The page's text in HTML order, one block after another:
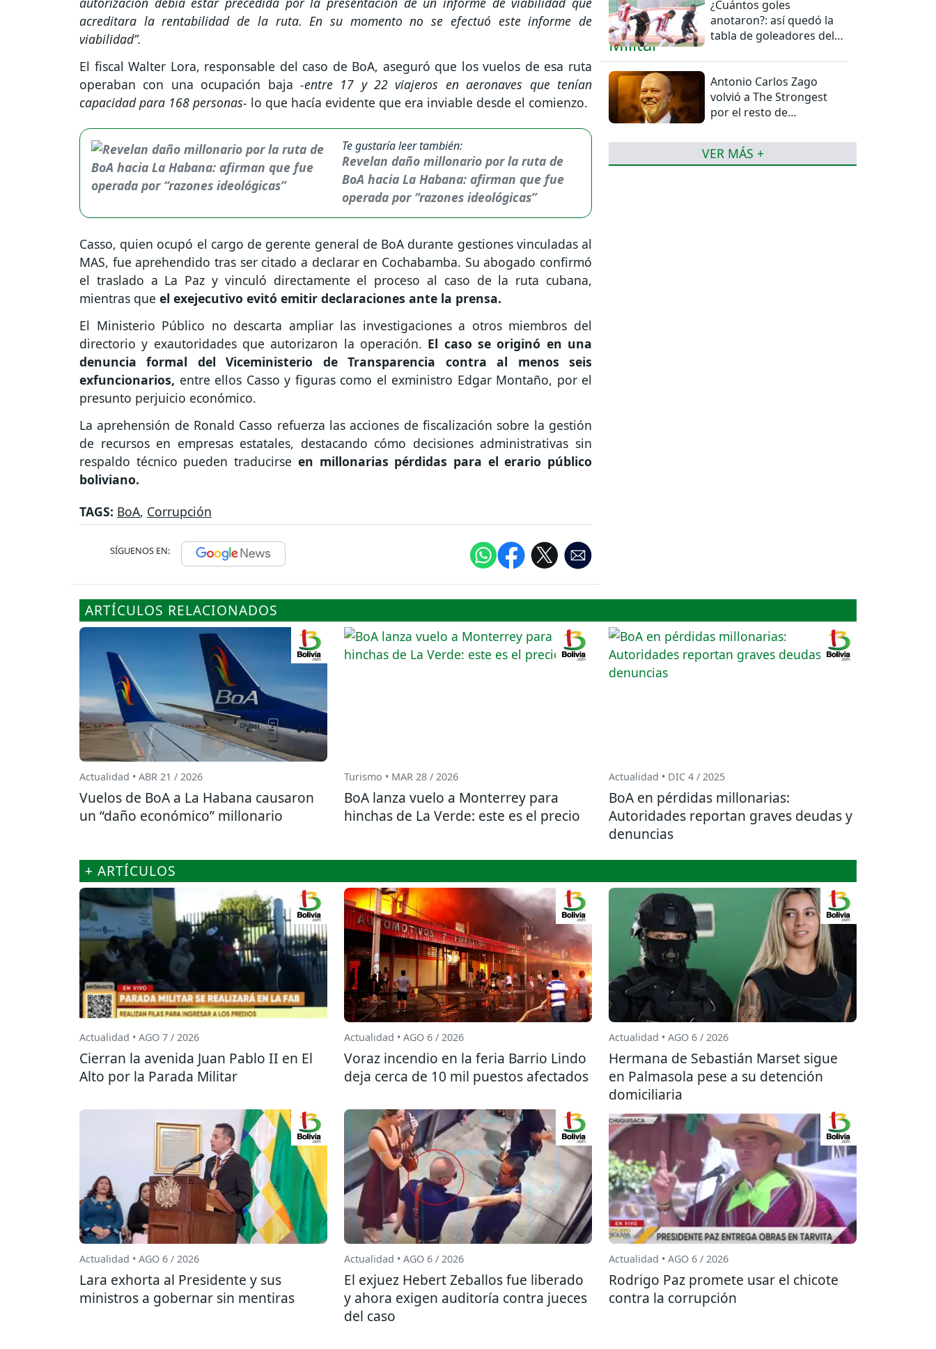
acreditara la rentabilidad de la ruta. En su momento no se efectuó este informe de
viabilidad”.
El fiscal Walter Lora, responsable del caso de BoA, aseguró que los vuelos de esa ruta
operaban con una ocupación baja -entre 17 y 22 viajeros en aeronaves que tenían
capacidad para 168 personas- lo que hacía evidente que era inviable desde el comienzo.
Te gustaría leer también:
Revelan daño millonario por la ruta de
BoA hacia La Habana: afirman que fue
operada por “razones ideológicas”
Casso, quien ocupó el cargo de gerente general de BoA durante gestiones vinculadas al
MAS, fue aprehendido tras ser citado a declarar en Cochabamba. Su abogado confirmó
el traslado a La Paz y vinculó directamente el proceso al caso de la ruta cubana,
mientras que el exejecutivo evitó emitir declaraciones ante la prensa.
El Ministerio Público no descarta ampliar las investigaciones a otros miembros del
directorio y exautoridades que autorizaron la operación. El caso se originó en una
denuncia formal del Viceministerio de Transparencia contra al menos seis
exfuncionarios, entre ellos Casso y figuras como el exministro Edgar Montaño, por el
presunto perjuicio económico.
La aprehensión de Ronald Casso refuerza las acciones de fiscalización sobre la gestión
de recursos en empresas estatales, destacando cómo decisiones administrativas sin
respaldo técnico pueden traducirse en millonarias pérdidas para el erario público
boliviano.
TAGS: BoA, Corrupción
SÍGUENOS EN:
¿Cuántos goles
anotaron?: así quedó la
tabla de goleadores del
Antonio Carlos Zago
volvió a The Strongest
por el resto de
VER MÁS +
ARTÍCULOS RELACIONADOS
Actualidad • ABR 21 / 2026
Vuelos de BoA a La Habana causaron
un “daño económico” millonario
Turismo • MAR 28 / 2026
BoA lanza vuelo a Monterrey para
hinchas de La Verde: este es el precio
Actualidad • DIC 4 / 2025
BoA en pérdidas millonarias:
Autoridades reportan graves deudas y
denuncias
+ ARTÍCULOS
Actualidad • AGO 7 / 2026
Cierran la avenida Juan Pablo II en El
Alto por la Parada Militar
Actualidad • AGO 6 / 2026
Voraz incendio en la feria Barrio Lindo
deja cerca de 10 mil puestos afectados
Actualidad • AGO 6 / 2026
Hermana de Sebastián Marset sigue
en Palmasola pese a su detención
domiciliaria
Actualidad • AGO 6 / 2026
Lara exhorta al Presidente y sus
ministros a gobernar sin mentiras
Actualidad • AGO 6 / 2026
El exjuez Hebert Zeballos fue liberado
y ahora exigen auditoría contra jueces
del caso
Actualidad • AGO 6 / 2026
Rodrigo Paz promete usar el chicote
contra la corrupción